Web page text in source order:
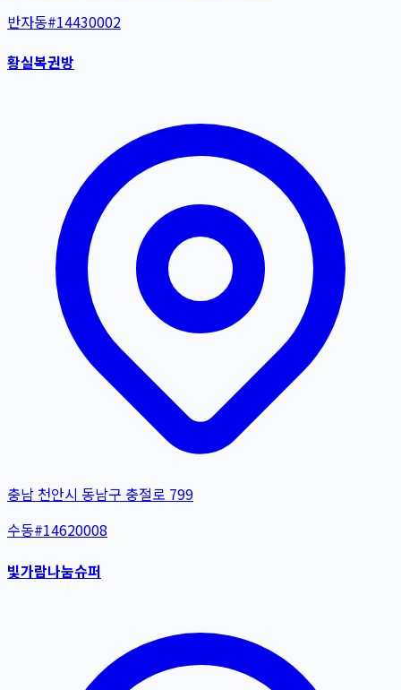
반자동#14430002
황실복권방
충남 천안시 동남구 충절로 799
수동#14620008
빛가람나눔슈퍼